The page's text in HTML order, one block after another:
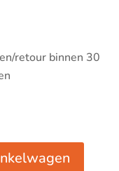
retour binnen 30